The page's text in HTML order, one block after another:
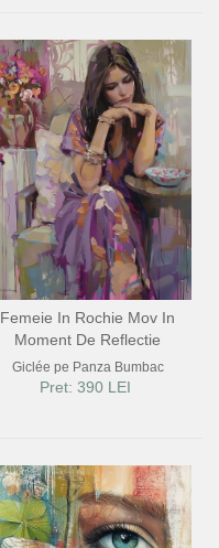
Femeie In Rochie Mov In
Moment De Reflectie
Giclée pe Panza Bumbac
Pret: 390 LEI